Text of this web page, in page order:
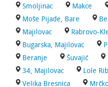
Smoljinac
Makce
Moše Pijade, Bare
Majilovac
Rabrovo-
Bugarska, Majilovac
Beranje
Šuvajić
34, Majilovac
Lole
Velika Bresnica